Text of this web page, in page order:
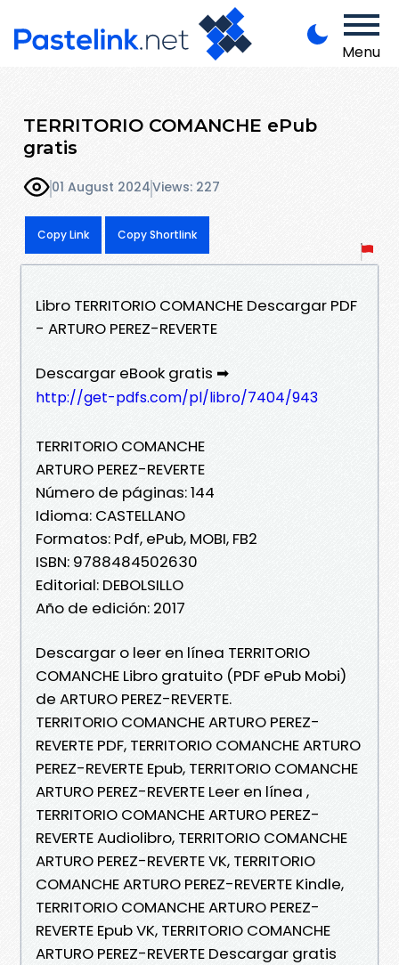
Menu
TERRITORIO COMANCHE ePub
gratis
01 August 2024Views: 227
Copy Link Copy Shortlink
Libro TERRITORIO COMANCHE Descargar PDF
- ARTURO PEREZ-REVERTE
Descargar eBook gratis ➡
http://get-pdfs.com/pl/libro/7404/943
TERRITORIO COMANCHE
ARTURO PEREZ-REVERTE
Número de páginas: 144
Idioma: CASTELLANO
Formatos: Pdf, ePub, MOBI, FB2
ISBN: 9788484502630
Editorial: DEBOLSILLO
Año de edición: 2017
Descargar o leer en línea TERRITORIO
COMANCHE Libro gratuito (PDF ePub Mobi)
de ARTURO PEREZ-REVERTE.
TERRITORIO COMANCHE ARTURO PEREZ-
REVERTE PDF, TERRITORIO COMANCHE ARTURO
PEREZ-REVERTE Epub, TERRITORIO COMANCHE
ARTURO PEREZ-REVERTE Leer en línea ,
TERRITORIO COMANCHE ARTURO PEREZ-
REVERTE Audiolibro, TERRITORIO COMANCHE
ARTURO PEREZ-REVERTE VK, TERRITORIO
COMANCHE ARTURO PEREZ-REVERTE Kindle,
TERRITORIO COMANCHE ARTURO PEREZ-
REVERTE Epub VK, TERRITORIO COMANCHE
ARTURO PEREZ-REVERTE Descargar gratis